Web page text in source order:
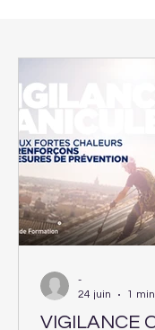
VIGILANCE
-
24 juin
1